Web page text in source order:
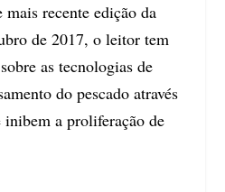
recente edição da
de 2017, o leitor tem
as tecnologias de
do pescado através
inibem a proliferação de